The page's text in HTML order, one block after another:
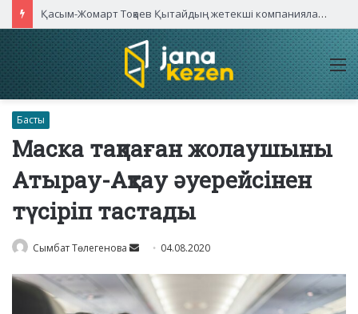
Басты
Маска тақпаған жолаушыны
Атырау-Ақтау әуерейсінен
түсіріп тастады
Сымбат Төлегенова
Send
email
04.08.2020